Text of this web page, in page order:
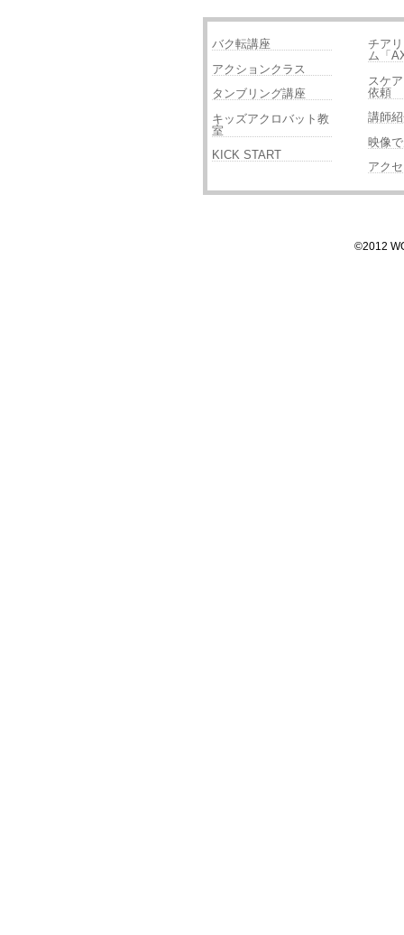
バク転講座
アクションクラス
タンブリング講座
キッズアクロバット教
室
KICK START
チア
ム「
スケ
依頼
講師
映像
アク
©2012